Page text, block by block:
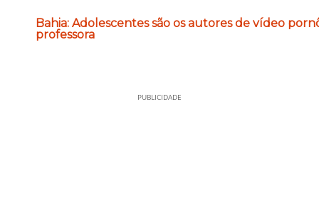
Bahia: Adolescentes são os autores de vídeo
professora
PUBLICIDADE